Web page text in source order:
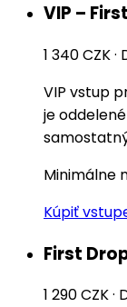
VIP –
1 340 CZK·
VIP vstup
je
Minimálne
Kúpiť
First
1 290 CZK·